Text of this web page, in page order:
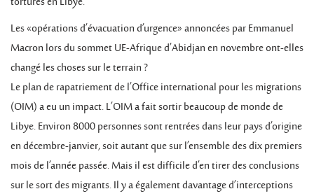
Les «opérations d’évacuation d’urgence» annoncées par Emmanuel
Macron lors du sommet UE-Afrique d’Abidjan en novembre ont-elles
changé les choses sur le terrain ?
Le plan de rapatriement de l’Office international pour les migrations
(OIM) a eu un impact. L’OIM a fait sortir beaucoup de monde de
Libye. Environ 8000 personnes sont rentrées dans leur pays d’origine
en décembre-janvier, soit autant que sur l’ensemble des dix premiers
mois de l’année passée. Mais il est difficile d’en tirer des conclusions
sur le sort des migrants. Il y a également davantage d’interceptions